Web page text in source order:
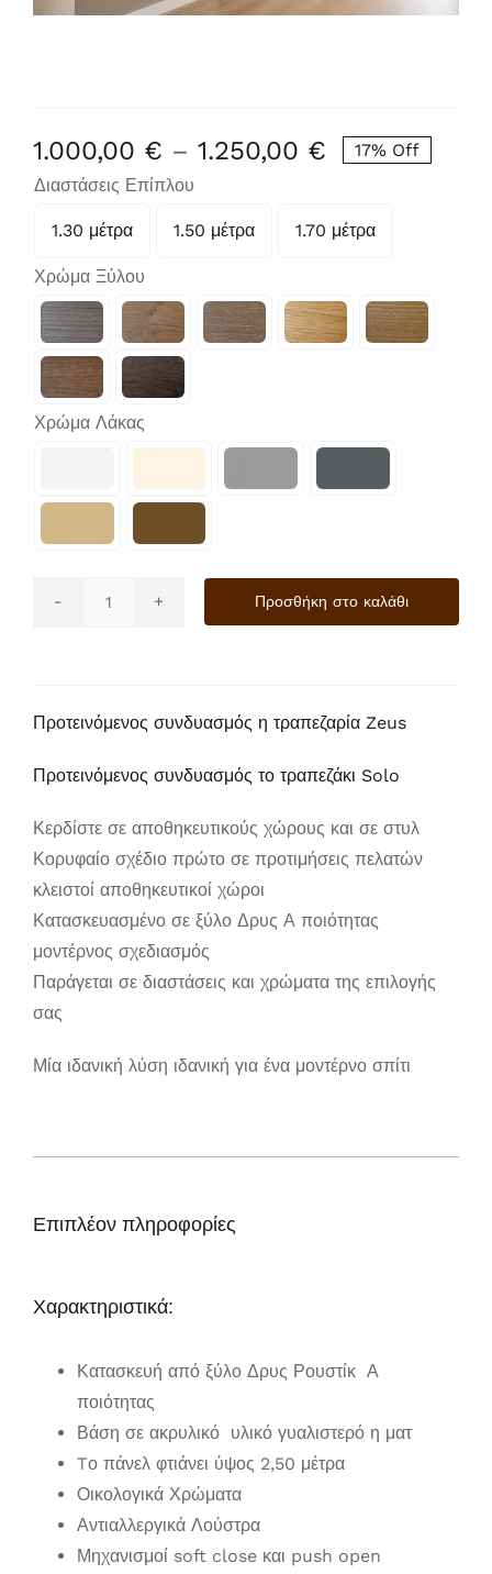
Επιπλέον πληροφορίες
Χαρακτηριστικά:
Κατασκευή από ξύλο Δρυς Ρουστίκ Α
ποιότητας
Βάση σε ακρυλικό υλικό γυαλιστερό η ματ
Tο πάνελ φτιάνει ύψος 2,50 μέτρα
Οικολογικά Χρώματα
Αντιαλλεργικά Λούστρα
Μηχανισμοί soft close και push open
1.000,00 € – 1.250,00 €Price
through
17% Off
Διαστάσεις Επίπλου
1.30 μέτρα 1.50 μέτρα 1.70 μέτρα
Χρώμα Ξύλου
Χρώμα Λάκας
Eclipse
Προσθήκη στο καλάθι
Προτεινόμενος συνδυασμός η τραπεζαρία Zeus
Προτεινόμενος συνδυασμός το τραπεζάκι Solo
Κερδίστε σε αποθηκευτικούς χώρους και σε στυλ
Κορυφαίο σχέδιο πρώτο σε προτιμήσεις πελατών
κλειστοί αποθηκευτικοί χώροι
Κατασκευασμένο σε ξύλο Δρυς Α ποιότητας
μοντέρνος σχεδιασμός
Παράγεται σε διαστάσεις και χρώματα της επιλογής
σας
Μία ιδανική λύση ιδανική για ένα μοντέρνο σπίτι